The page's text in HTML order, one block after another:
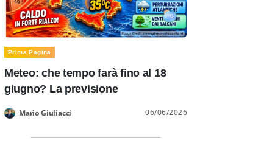
Prima Pagina
Meteo: che tempo farà fino al 18
giugno? La previsione
Mario Giuliacci 06/06/2026